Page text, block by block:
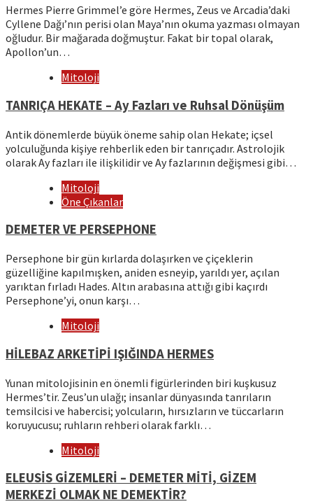
Hermes Pierre Grimmel’e göre Hermes, Zeus ve Arcadia’daki
Cyllene Dağı’nın perisi olan Maya’nın okuma yazması olmayan
oğludur. Bir mağarada doğmuştur. Fakat bir topal olarak,
Apollon’un…
Mitoloji
TANRIÇA HEKATE – Ay Fazları ve Ruhsal Dönüşüm
Antik dönemlerde büyük öneme sahip olan Hekate; içsel
yolculuğunda kişiye rehberlik eden bir tanrıçadır. Astrolojik
olarak Ay fazları ile ilişkilidir ve Ay fazlarının değişmesi gibi…
Mitoloji
Öne Çıkanlar
DEMETER VE PERSEPHONE
Persephone bir gün kırlarda dolaşırken ve çiçeklerin
güzelliğine kapılmışken, aniden esneyip, yarıldı yer, açılan
yarıktan fırladı Hades. Altın arabasına attığı gibi kaçırdı
Persephone’yi, onun karşı…
Mitoloji
HİLEBAZ ARKETİPİ IŞIĞINDA HERMES
Yunan mitolojisinin en önemli figürlerinden biri kuşkusuz
Hermes’tir. Zeus’un ulağı; insanlar dünyasında tanrıların
temsilcisi ve habercisi; yolcuların, hırsızların ve tüccarların
koruyucusu; ruhların rehberi olarak farklı…
Mitoloji
ELEUSİS GİZEMLERİ – DEMETER MİTİ, GİZEM
MERKEZİ OLMAK NE DEMEKTİR?